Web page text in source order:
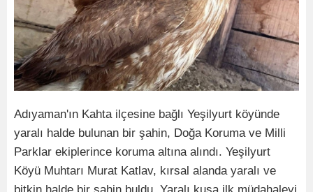
Adıyaman'ın Kahta ilçesine bağlı Yeşilyurt köyünde
yaralı halde bulunan bir şahin, Doğa Koruma ve Milli
Parklar ekiplerince koruma altına alındı. Yeşilyurt
Köyü Muhtarı Murat Katlav, kırsal alanda yaralı ve
bitkin halde bir şahin buldu. Yaralı kuşa ilk müdahaleyi